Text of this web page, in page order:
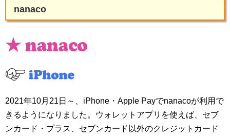
nanaco
2021年10月21日～、iPhone・Apple Payでnanacoが利用で
きるようになりました。ウォレットアプリを使えば、セブ
ンカード・プラス、セブンカード以外のクレジットカード